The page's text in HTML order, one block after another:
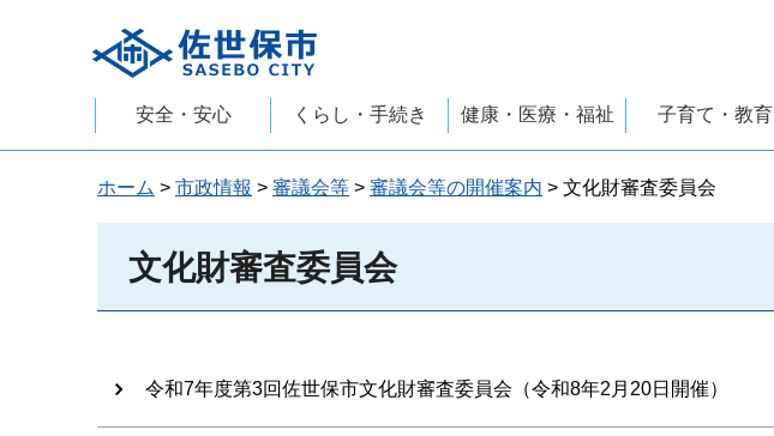
佐世保市
安全・安心 くらし・手続き 健康・医療・福祉 子育て・教育
ホーム > 市政情報 > 審議会等 > 審議会等の開催案内 > 文化財審査委員会
文化財審査委員会
令和7年度第3回佐世保市文化財審査委員会（令和8年2月20日開催）